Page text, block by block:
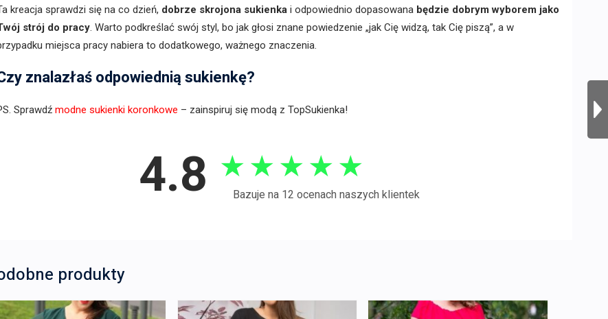
kreacja sprawdzi się na co dzień, dobrze skrojona sukienka i odpowiednio dopasowana będzie dobrym wyborem jako
strój do pracy. Warto podkreślać swój styl, bo jak głosi znane powiedzenie „jak Cię widzą, tak Cię piszą”, a w
miejsca pracy nabiera to dodatkowego, ważnego znaczenia.
znalazłaś odpowiednią sukienkę?
Sprawdź modne sukienki koronkowe – zainspiruj się modą z TopSukienka!
4.8 ★ ★ ★ ★ ★
Bazuje na 12 ocenach naszych klientek
produkty